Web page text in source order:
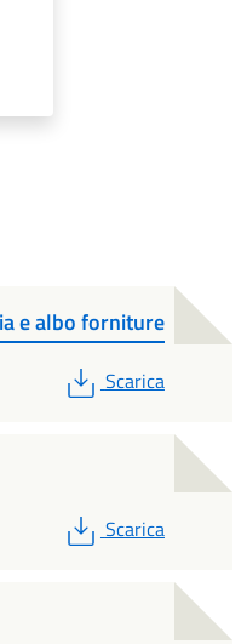
e albo forniture
PDF
Scarica
PDF
Scarica